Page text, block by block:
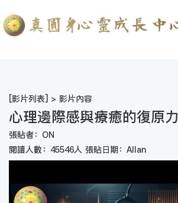
[影片列表] > 影片內容
心理邊際感與療癒的復原力
張貼者：ON
閱讀人數：45546人 張貼日期：Allan